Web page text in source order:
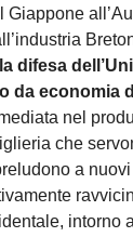
difesa
da economia
nel
che
a
intorno